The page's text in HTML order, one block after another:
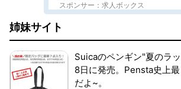
スポンサー：求人ボックス
姉妹サイト
Suicaのペンギン"夏のラ
8日に発売。Pensta史上
だよ~。